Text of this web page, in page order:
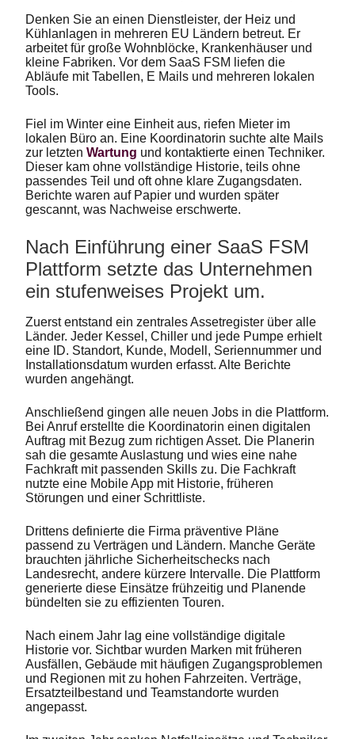
Denken Sie an einen Dienstleister, der Heiz und
Kühlanlagen in mehreren EU Ländern betreut. Er
arbeitet für große Wohnblöcke, Krankenhäuser und
kleine Fabriken. Vor dem SaaS FSM liefen die
Abläufe mit Tabellen, E Mails und mehreren lokalen
Tools.
Fiel im Winter eine Einheit aus, riefen Mieter im
lokalen Büro an. Eine Koordinatorin suchte alte Mails
zur letzten Wartung und kontaktierte einen Techniker.
Dieser kam ohne vollständige Historie, teils ohne
passendes Teil und oft ohne klare Zugangsdaten.
Berichte waren auf Papier und wurden später
gescannt, was Nachweise erschwerte.
Nach Einführung einer SaaS FSM
Plattform setzte das Unternehmen
ein stufenweises Projekt um.
Zuerst entstand ein zentrales Assetregister über alle
Länder. Jeder Kessel, Chiller und jede Pumpe erhielt
eine ID. Standort, Kunde, Modell, Seriennummer und
Installationsdatum wurden erfasst. Alte Berichte
wurden angehängt.
Anschließend gingen alle neuen Jobs in die Plattform.
Bei Anruf erstellte die Koordinatorin einen digitalen
Auftrag mit Bezug zum richtigen Asset. Die Planerin
sah die gesamte Auslastung und wies eine nahe
Fachkraft mit passenden Skills zu. Die Fachkraft
nutzte eine Mobile App mit Historie, früheren
Störungen und einer Schrittliste.
Drittens definierte die Firma präventive Pläne
passend zu Verträgen und Ländern. Manche Geräte
brauchten jährliche Sicherheitschecks nach
Landesrecht, andere kürzere Intervalle. Die Plattform
generierte diese Einsätze frühzeitig und Planende
bündelten sie zu effizienten Touren.
Nach einem Jahr lag eine vollständige digitale
Historie vor. Sichtbar wurden Marken mit früheren
Ausfällen, Gebäude mit häufigen Zugangsproblemen
und Regionen mit zu hohen Fahrzeiten. Verträge,
Ersatzteilbestand und Teamstandorte wurden
angepasst.